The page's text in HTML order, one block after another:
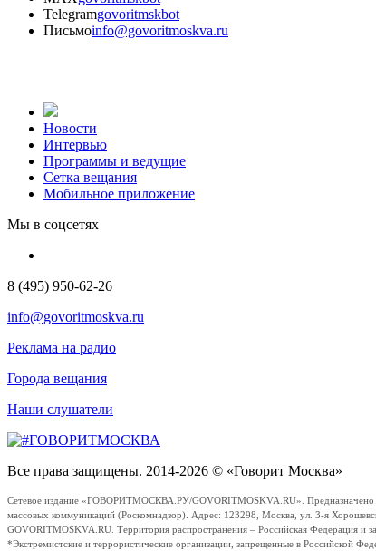
Telegramgovoritmskbot
Письмоinfo@govoritmoskva.ru
Новости
Интервью
Программы и ведущие
Сетка вещания
Мобильное приложение
Мы в соцсетях
8 (495) 950-62-26
info@govoritmoskva.ru
Реклама на радио
Города вещания
Наши слушатели
Все права защищены. 2014-2026 © «Говорит Москва»
Сетевое издание «ГОВОРИТМОСКВА.РУ/GOVORITMOSKVA.RU». Предназначено
массовых коммуникаций (Роскомнадзор). Адрес: 123298, Москва, ул. 3-я
GOVORITMOSKVA.RU. Территория распространения – Российская Федерация
*Экстремистские и террористические организации, запрещенные в